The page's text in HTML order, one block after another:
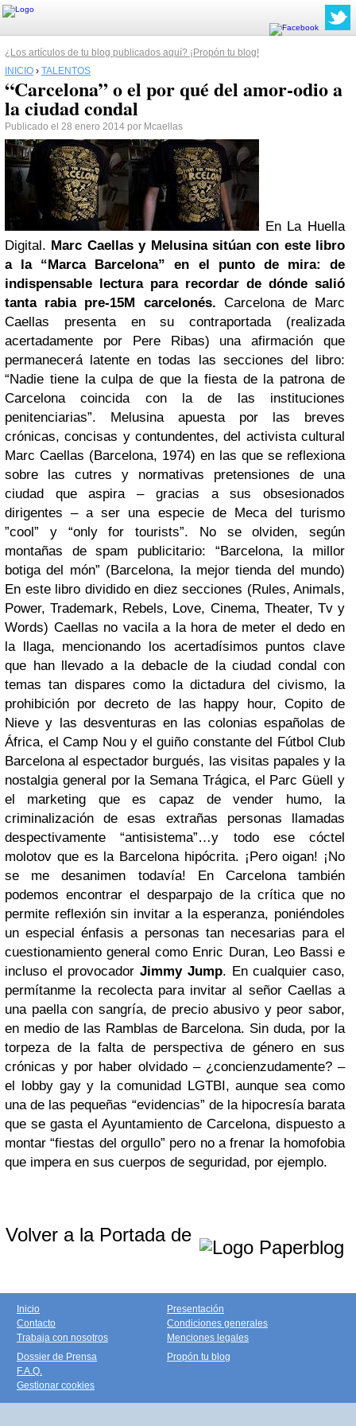
¿Los artículos de tu blog publicados aquí? ¡Propón tu blog!
INICIO › TALENTOS
“Carcelona” o el por qué del amor-odio a
la ciudad condal
Publicado el 28 enero 2014 por Mcaellas
En La Huella
Digital. Marc Caellas y Melusina sitúan con este libro
a la “Marca Barcelona” en el punto de mira: de
indispensable lectura para recordar de dónde salió
tanta rabia pre-15M carcelonés. Carcelona de Marc
Caellas presenta en su contraportada (realizada
acertadamente por Pere Ribas) una afirmación que
permanecerá latente en todas las secciones del libro:
“Nadie tiene la culpa de que la fiesta de la patrona de
Carcelona coincida con la de las instituciones
penitenciarias”. Melusina apuesta por las breves
crónicas, concisas y contundentes, del activista cultural
Marc Caellas (Barcelona, 1974) en las que se reflexiona
sobre las cutres y normativas pretensiones de una
ciudad que aspira – gracias a sus obsesionados
dirigentes – a ser una especie de Meca del turismo
”cool” y “only for tourists”. No se olviden, según
montañas de spam publicitario: “Barcelona, la millor
botiga del món” (Barcelona, la mejor tienda del mundo)
En este libro dividido en diez secciones (Rules, Animals,
Power, Trademark, Rebels, Love, Cinema, Theater, Tv y
Words) Caellas no vacila a la hora de meter el dedo en
la llaga, mencionando los acertadísimos puntos clave
que han llevado a la debacle de la ciudad condal con
temas tan dispares como la dictadura del civismo, la
prohibición por decreto de las happy hour, Copito de
Nieve y las desventuras en las colonias españolas de
África, el Camp Nou y el guiño constante del Fútbol Club
Barcelona al espectador burgués, las visitas papales y la
nostalgia general por la Semana Trágica, el Parc Güell y
el marketing que es capaz de vender humo, la
criminalización de esas extrañas personas llamadas
despectivamente “antisistema”…y todo ese cóctel
molotov que es la Barcelona hipócrita. ¡Pero oigan! ¡No
se me desanimen todavía! En Carcelona también
podemos encontrar el desparpajo de la crítica que no
permite reflexión sin invitar a la esperanza, poniéndoles
un especial énfasis a personas tan necesarias para el
cuestionamiento general como Enric Duran, Leo Bassi e
incluso el provocadorJimmy Jump. En cualquier caso,
permítanme la recolecta para invitar al señor Caellas a
una paella con sangría, de precio abusivo y peor sabor,
en medio de las Ramblas de Barcelona. Sin duda, por la
torpeza de la falta de perspectiva de género en sus
crónicas y por haber olvidado – ¿concienzudamente? –
el lobby gay y la comunidad LGTBI, aunque sea como
una de las pequeñas “evidencias” de la hipocresía barata
que se gasta el Ayuntamiento de Carcelona, dispuesto a
montar “fiestas del orgullo” pero no a frenar la homofobia
que impera en sus cuerpos de seguridad, por ejemplo.
Volver a la Portada de
Inicio
Contacto
Trabaja con nosotros
Presentación
Condiciones generales
Menciones legales
Dossier de Prensa
F.A.Q.
Gestionar cookies
Propón tu blog